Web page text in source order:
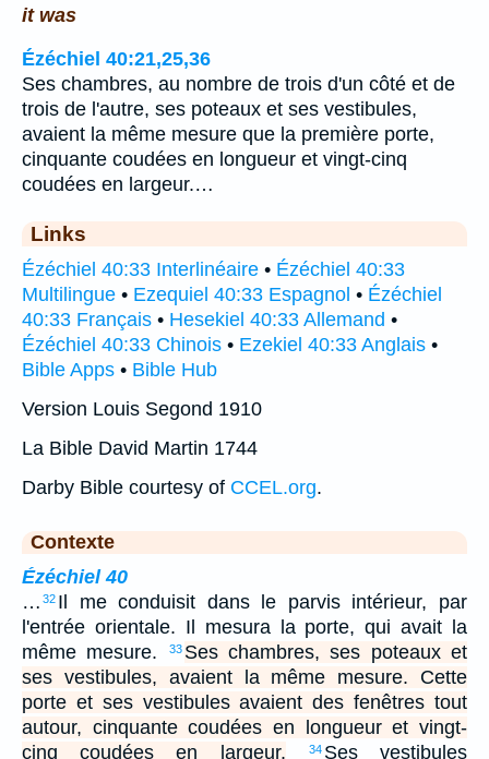
it was
Ézéchiel 40:21,25,36
Ses chambres, au nombre de trois d'un côté et de
trois de l'autre, ses poteaux et ses vestibules,
avaient la même mesure que la première porte,
cinquante coudées en longueur et vingt-cinq
coudées en largeur.…
Links
Ézéchiel 40:33 Interlinéaire • Ézéchiel 40:33
Multilingue • Ezequiel 40:33 Espagnol • Ézéchiel
40:33 Français • Hesekiel 40:33 Allemand •
Ézéchiel 40:33 Chinois • Ezekiel 40:33 Anglais •
Bible Apps • Bible Hub
Version Louis Segond 1910
La Bible David Martin 1744
Darby Bible courtesy of CCEL.org.
Contexte
Ézéchiel 40
… 32 Il me conduisit dans le parvis intérieur, par
l'entrée orientale. Il mesura la porte, qui avait la
même mesure.
33 Ses chambres, ses poteaux et
ses vestibules, avaient la même mesure. Cette
porte et ses vestibules avaient des fenêtres tout
autour, cinquante coudées en longueur et vingt-
cinq coudées en largeur.
34 Ses vestibules